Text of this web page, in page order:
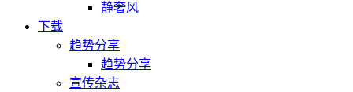
静奢风
下载
趋势分享
趋势分享
宣传杂志